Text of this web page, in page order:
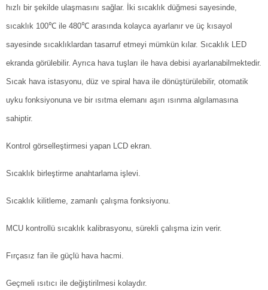
hızlı bir şekilde ulaşmasını sağlar. İki sıcaklık düğmesi sayesinde,
sıcaklık 100℃ ile 480℃ arasında kolayca ayarlanır ve üç kısayol
sayesinde sıcaklıklardan tasarruf etmeyi mümkün kılar. Sıcaklık LED
ekranda görülebilir. Ayrıca hava tuşları ile hava debisi ayarlanabilmektedir.
Sıcak hava istasyonu, düz ve spiral hava ile dönüştürülebilir, otomatik
uyku fonksiyonuna ve bir ısıtma elemanı aşırı ısınma algılamasına
sahiptir.
Kontrol görselleştirmesi yapan LCD ekran.
Sıcaklık birleştirme anahtarlama işlevi.
Sıcaklık kilitleme, zamanlı çalışma fonksiyonu.
MCU kontrollü sıcaklık kalibrasyonu, sürekli çalışma izin verir.
Fırçasız fan ile güçlü hava hacmi.
Geçmeli ısıtıcı ile değiştirilmesi kolaydır.